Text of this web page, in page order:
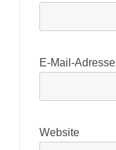
E-Mail-Adresse
Website